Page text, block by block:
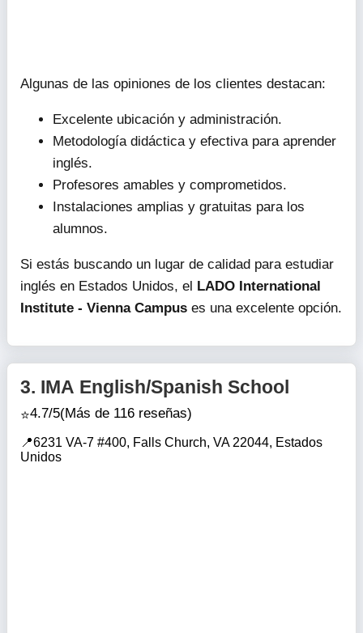
Algunas de las opiniones de los clientes destacan:
Excelente ubicación y administración.
Metodología didáctica y efectiva para aprender
inglés.
Profesores amables y comprometidos.
Instalaciones amplias y gratuitas para los
alumnos.
Si estás buscando un lugar de calidad para estudiar
inglés en Estados Unidos, el LADO International
Institute - Vienna Campus es una excelente opción.
3. IMA English/Spanish School
4.7/5(Más de 116 reseñas)
6231 VA-7 #400, Falls Church, VA 22044, Estados
Unidos